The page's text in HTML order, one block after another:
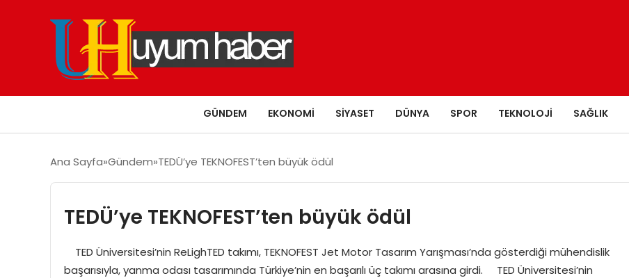
GÜNDEM EKONOMI SIYASET DÜNYA SPOR TEKNOLOJI SAĞLIK
Ana Sayfa Gündem TEDÜ’ye TEKNOFEST’ten büyük ödül
TEDÜ’ye TEKNOFEST’ten büyük ödül
TED Üniversitesi’nin ReLighTED takımı, TEKNOFEST Jet Motor Tasarım Yarışması’nda gösterdiği mühendislik
başarısıyla, yanma odası tasarımında Türkiye’nin en başarılı üç takımı arasına girdi. TED Üniversitesi’nin